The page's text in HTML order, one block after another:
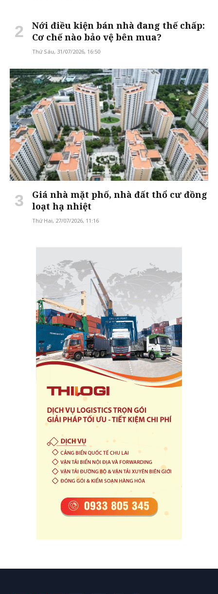
Nới điều kiện bán nhà đang thế chấp:
Cơ chế nào bảo vệ bên mua?
Thứ Sáu, 31/07/2026, 16:50
Giá nhà mặt phố, nhà đất thổ cư đồng
loạt hạ nhiệt
Thứ Hai, 27/07/2026, 11:16